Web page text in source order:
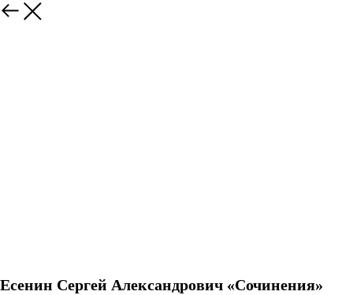
Есенин Сергей Александрович «Сочинения»